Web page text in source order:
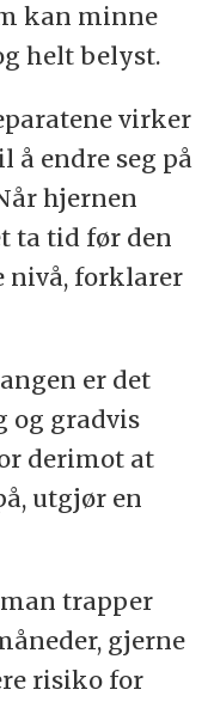
kan minne
helt belyst.
virker
å endre seg på
hjernen
ta tid før den
nivå, forklarer
er det
og gradvis
derimot at
utgjør en
trapper
gjerne
risiko for